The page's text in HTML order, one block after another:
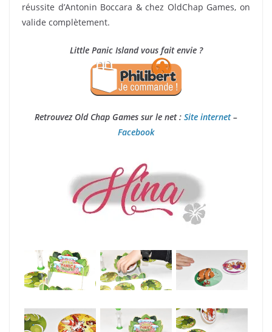
réussite d’Antonin Boccara & chez OldChap Games, on
valide complètement.
Little Panic Island vous fait envie ?
Retrouvez Old Chap Games sur le net : Site internet–
Facebook